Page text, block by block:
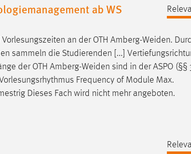
ab WS
an der OTH Amberg-Weiden.
sammeln die Studierenden [...]
der OTH Amberg-Weiden sind in der ASPO (§§
Frequency of Module Max.
Dieses Fach wird nicht mehr angeboten.